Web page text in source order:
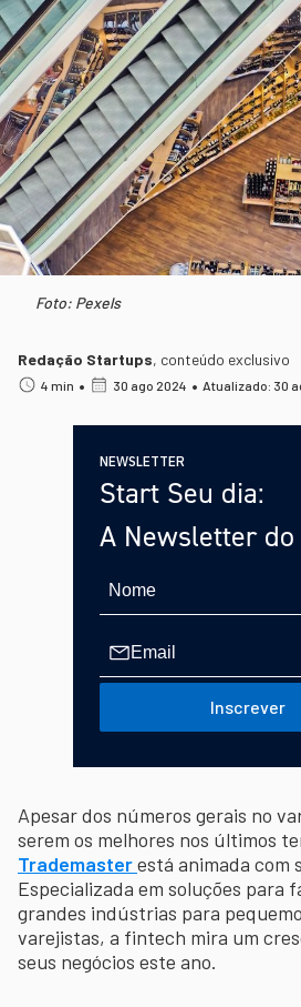
Foto: Pexels
Redação Startups, conteúdo exclusivo
4 min • 30 ago 2024 • Atualizado: 30
NEWSLETTER
Start Seu dia:
A Newsletter do
Inscrever
Apesar dos números gerais no
serem os melhores nos últimos
Trademasterestá animada com
Especializada em soluções para
grandes indústrias para
varejistas, a fintech mira um
seus negócios este ano.